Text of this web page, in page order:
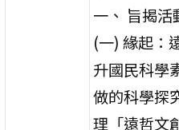
一、 旨揭活
(一) 緣起：
升國民科學
做的科學探
理「遠哲文